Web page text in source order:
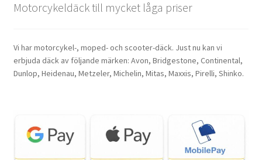
Motorcykeldäck till mycket låga priser
Vi har motorcykel-, moped- och scooter-däck. Just nu kan vi
erbjuda däck av följande märken: Avon, Bridgestone, Continental,
Dunlop, Heidenau, Metzeler, Michelin, Mitas, Maxxis, Pirelli, Shinko.